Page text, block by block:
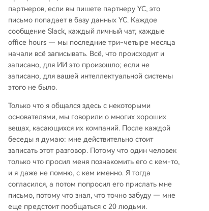
партнеров, если вы пишете партнеру YC, это
письмо попадает в базу данных YC. Каждое
сообщение Slack, каждый личный чат, каждые
office hours — мы последние три-четыре месяца
начали всё записывать. Всё, что происходит и
записано, для ИИ это произошло; если не
записано, для вашей интеллектуальной системы
этого не было.
Только что я общался здесь с некоторыми
основателями, мы говорили о многих хороших
вещах, касающихся их компаний. После каждой
беседы я думаю: мне действительно стоит
записать этот разговор. Потому что один человек
только что просил меня познакомить его с кем-то,
и я даже не помню, с кем именно. Я тогда
согласился, а потом попросил его прислать мне
письмо, потому что знал, что точно забуду — мне
еще предстоит пообщаться с 20 людьми.